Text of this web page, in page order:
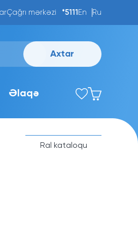
Çağrı mərkəzi *5111 En Ru
Axtar
Əlaqə
Ral kataloqu